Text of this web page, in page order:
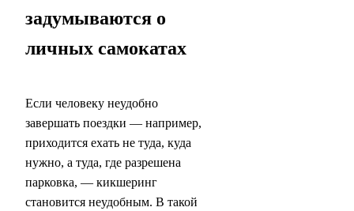
задумываются о
личных самокатах
Если человеку неудобно
завершать поездки — например,
приходится ехать не туда, куда
нужно, а туда, где разрешена
парковка, — кикшеринг
становится неудобным. В такой